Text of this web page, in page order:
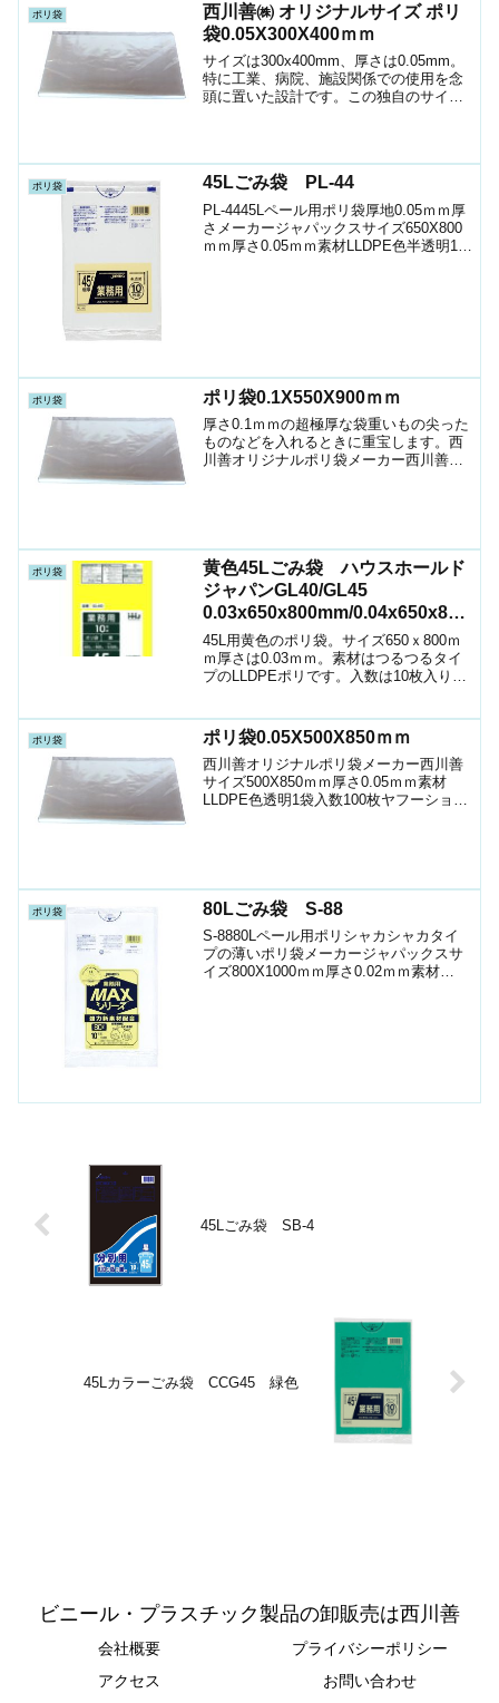
ポリ袋
西川善㈱ オリジナルサイズ ポリ
袋0.05X300X400ｍｍ
サイズは300x400mm、厚さは0.05mm。
特に工業、病院、施設関係での使用を念
頭に置いた設計です。この独自のサイズ
ポリ袋 45Lごみ袋 PL-44
PL-4445Lペール用ポリ袋厚地0.05ｍｍ厚
さメーカージャパックスサイズ650X800
ｍｍ厚さ0.05ｍｍ素材LLDPE色半透明1袋
ポリ袋 ポリ袋0.1X550X900ｍｍ
厚さ0.1ｍｍの超極厚な袋重いもの尖った
ものなどを入れるときに重宝します。西
川善オリジナルポリ袋メーカー西川善サ
ポリ袋
黄色45Lごみ袋 ハウスホールド
ジャパンGL40/GL45
0.03x650x800mm/0.04x650x800
mm
45L用黄色のポリ袋。サイズ650ｘ800ｍ
ｍ厚さは0.03ｍｍ。素材はつるつるタイ
プのLLDPEポリです。入数は10枚入りが
ポリ袋 ポリ袋0.05X500X850ｍｍ
西川善オリジナルポリ袋メーカー西川善
サイズ500X850ｍｍ厚さ0.05ｍｍ素材
LLDPE色透明1袋入数100枚ヤフーショッ
ポリ袋 80Lごみ袋 S-88
S-8880Lペール用ポリシャカシャカタイ
プの薄いポリ袋メーカージャパックスサ
イズ800X1000ｍｍ厚さ0.02ｍｍ素材
45Lごみ袋 SB-4
45Lカラーごみ袋 CCG45 緑色
ビニール・プラスチック製品の卸販売は西川善
会社概要
プライバシーポリシー
アクセス
お問い合わせ